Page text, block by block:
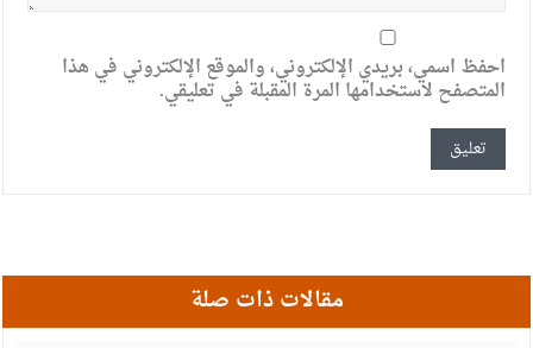
احفظ اسمي، بريدي الإلكتروني، والموقع الإلكتروني في هذا
المتصفح لاستخدامها المرة المقبلة في تعليقي.
مقالات ذات صلة